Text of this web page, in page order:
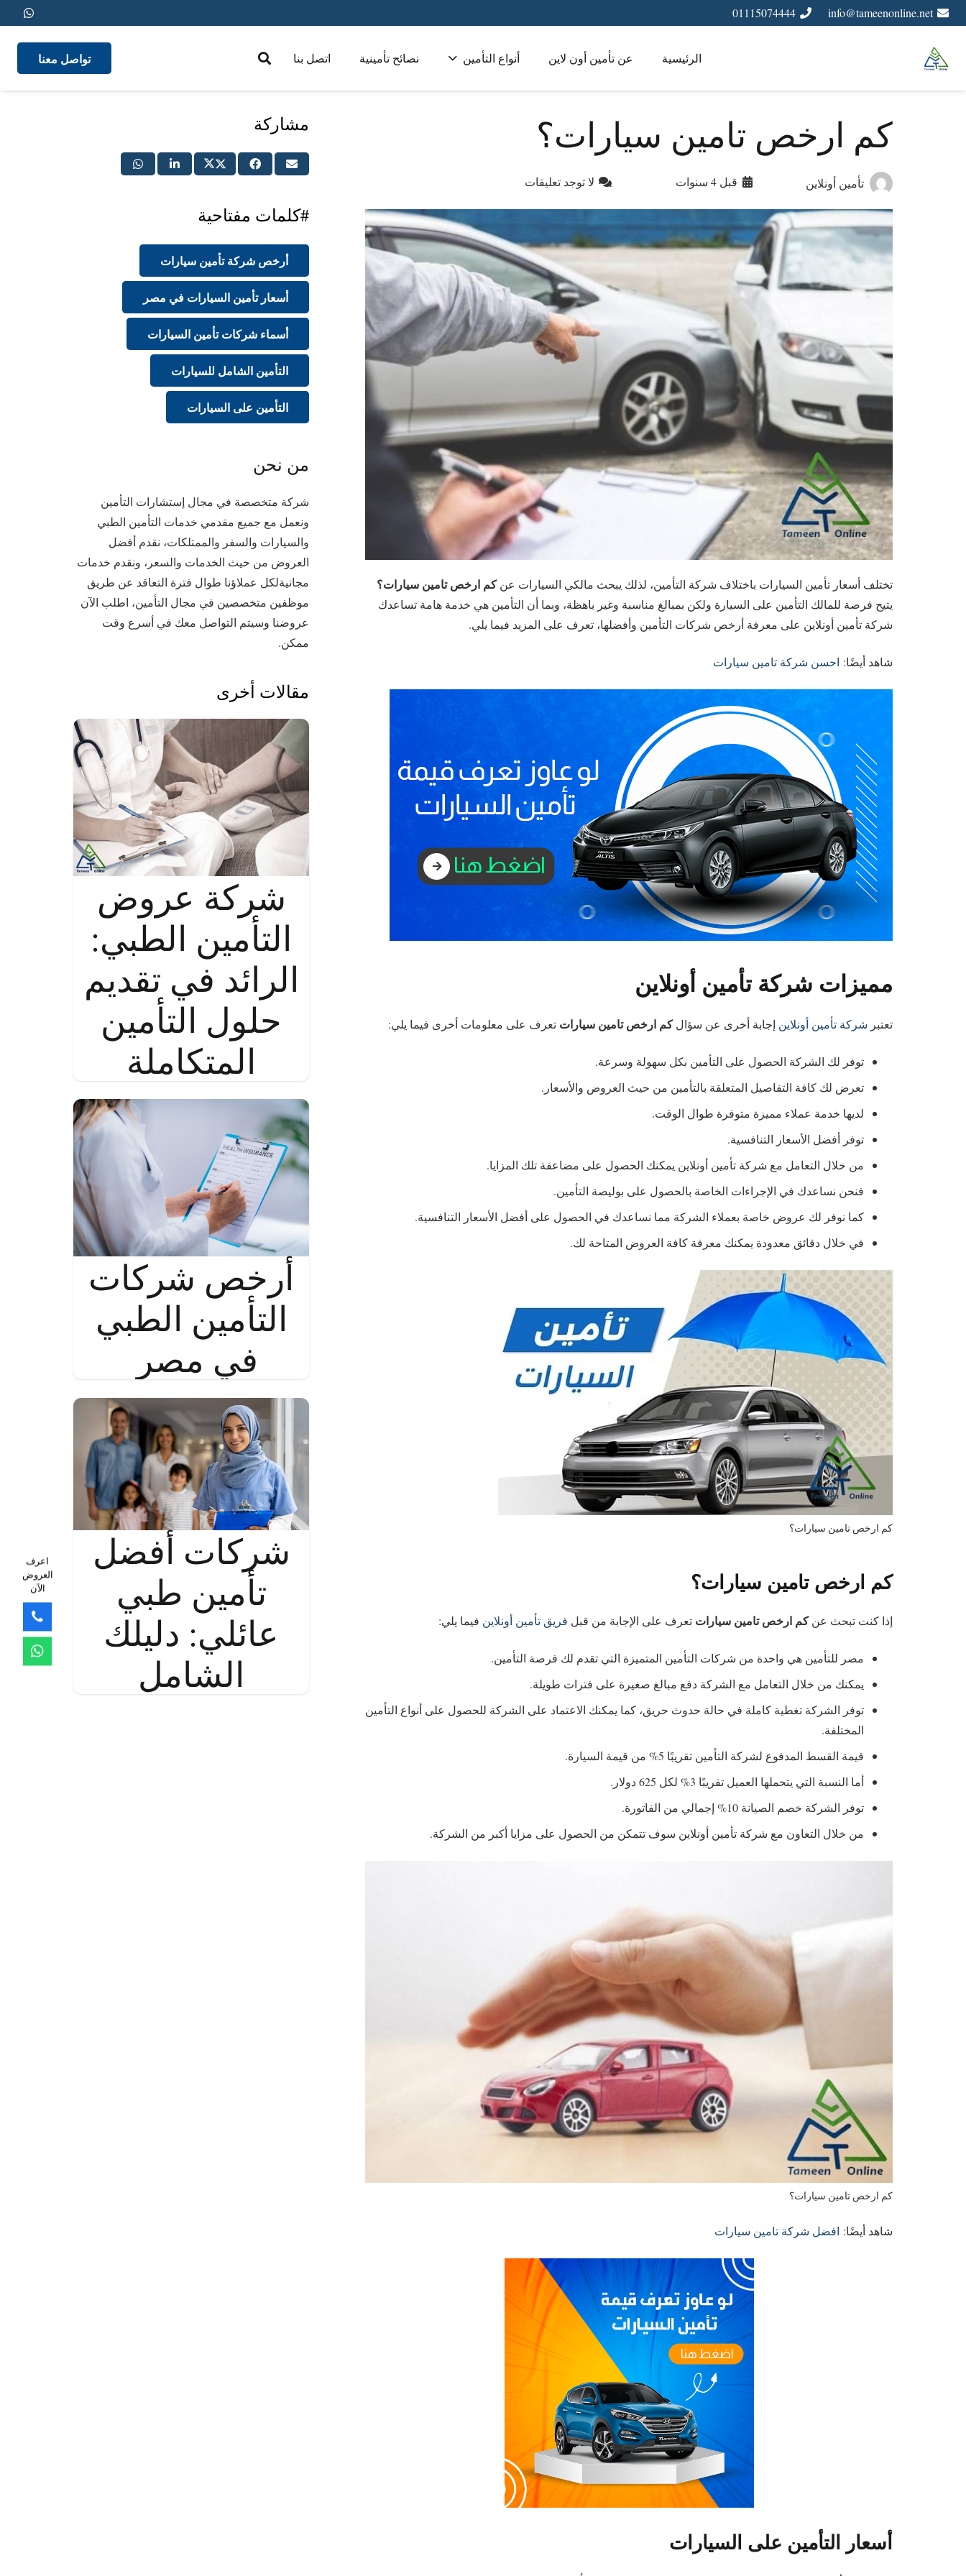
info@tameenonline.net
01115074444
الرئيسية عن تأمين أون لاين أنواع التأمين نصائح تأمينية اتصل بنا تواصل معنا
كم ارخص تامين سيارات؟
تأمين أونلاين قبل 4 سنوات لا توجد تعليقات
تختلف أسعار تأمين السيارات باختلاف شركة التأمين، لذلك يبحث مالكي السيارات عنكم ارخص تامين سيارات؟
يتيح فرصة للمالك التأمين على السيارة ولكن بمبالغ مناسبة وغير باهظة، وبما أن التأمين هي خدمة هامة تساعدك
شركة تأمين أونلاين على معرفة أرخص شركات التأمين وأفضلها، تعرف على المزيد فيما يلي.
شاهد أيضًا: احسن شركة تامين سيارات
مميزات شركة تأمين أونلاين
تعتبر شركة تأمين أونلاين إجابة أخرى عن سؤالكم ارخص تامين سيارات تعرف على معلومات أخرى فيما يلي:
توفر لك الشركة الحصول على التأمين بكل سهولة وسرعة.
تعرض لك كافة التفاصيل المتعلقة بالتأمين من حيث العروض والأسعار.
لديها خدمة عملاء مميزة متوفرة طوال الوقت.
توفر أفضل الأسعار التنافسية.
من خلال التعامل مع شركة تأمين أونلاين يمكنك الحصول على مضاعفة تلك المزايا.
فنحن نساعدك في الإجراءات الخاصة بالحصول على بوليصة التأمين.
كما نوفر لك عروض خاصة بعملاء الشركة مما نساعدك في الحصول على أفضل الأسعار التنافسية.
في خلال دقائق معدودة يمكنك معرفة كافة العروض المتاحة لك.
كم ارخص تامين سيارات؟
كم ارخص تامين سيارات؟
إذا كنت تبحث عنكم ارخص تامين سيارات تعرف على الإجابة من قبل فريق تأمين أونلاين فيما يلي:
مصر للتأمين هي واحدة من شركات التأمين المتميزة التي تقدم لك فرصة التأمين.
يمكنك من خلال التعامل مع الشركة دفع مبالغ صغيرة على فترات طويلة.
توفر الشركة تغطية كاملة في حالة حدوث حريق، كما يمكنك الاعتماد على الشركة للحصول على أنواع التأمين
المختلفة.
قيمة القسط المدفوع لشركة التأمين تقريبًا 5% من قيمة السيارة.
أما النسبة التي يتحملها العميل تقريبًا 3% لكل 625 دولار.
توفر الشركة خصم الصيانة 10% إجمالي من الفاتورة.
من خلال التعاون مع شركة تأمين أونلاين سوف تتمكن من الحصول على مزايا أكبر من الشركة.
كم ارخص تامين سيارات؟
شاهد أيضًا: افضل شركة تامين سيارات
أسعار التأمين على السيارات
مشاركة
#كلمات مفتاحية
أرخص شركة تأمين سيارات
أسعار تأمين السيارات في مصر
أسماء شركات تأمين السيارات
التأمين الشامل للسيارات
التأمين على السيارات
من نحن
شركة متخصصة في مجال إستشارات التأمين
ونعمل مع جميع مقدمي خدمات التأمين الطبي
والسيارات والسفر والممتلكات، نقدم أفضل
العروض من حيث الخدمات والسعر، ونقدم خدمات
مجانيةلكل عملاؤنا طوال فترة التعاقد عن طريق
موظفين متخصصين في مجال التأمين، اطلب الآن
عروضنا وسيتم التواصل معك في أسرع وقت
ممكن.
مقالات أخرى
شركة عروض
التأمين الطبي:
الرائد في تقديم
حلول التأمين
المتكاملة
أرخص شركات
التأمين الطبي
في مصر
شركات أفضل
تأمين طبي
عائلي: دليلك
الشامل
اعرف
العروض
الآن